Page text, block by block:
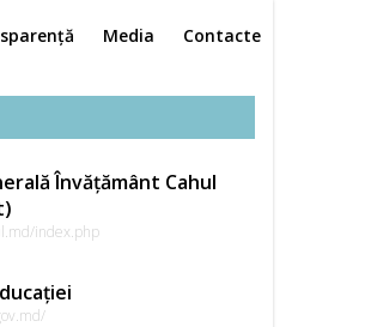
Media Contacte
Învățământ Cahul
index.php